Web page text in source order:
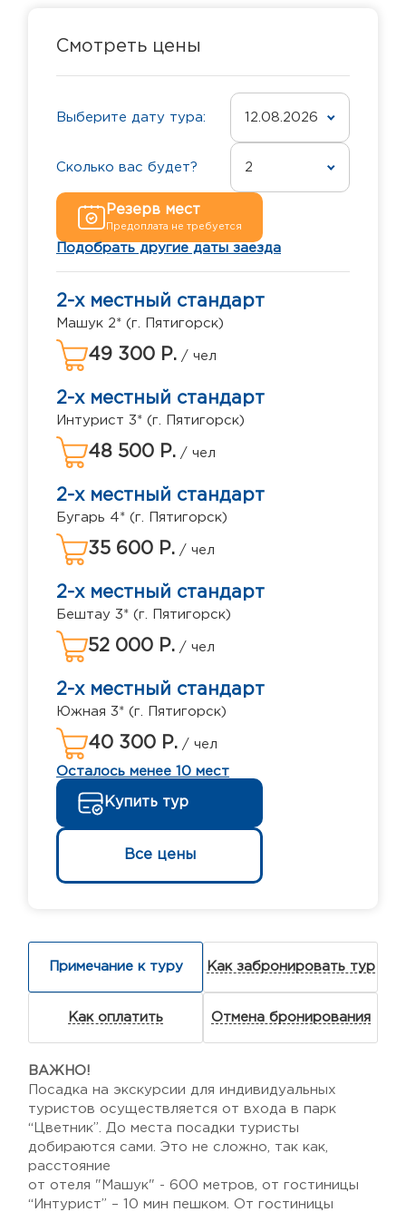
Смотреть цены
Выберите дату тура: 12.08.2026
Сколько вас будет? 2
Резерв мест
Предоплата не требуется
Подобрать другие даты заезда
2-х местный стандарт
Машук 2* (г. Пятигорск)
49 300 Р. / чел
2-х местный стандарт
Интурист 3* (г. Пятигорск)
48 500 Р. / чел
2-х местный стандарт
Бугарь 4* (г. Пятигорск)
35 600 Р. / чел
2-х местный стандарт
Бештау 3* (г. Пятигорск)
52 000 Р. / чел
2-х местный стандарт
Южная 3* (г. Пятигорск)
40 300 Р. / чел
Осталось менее 10 мест
Купить тур
Все цены
Примечание к туру Как забронировать тур
Как оплатить Отмена бронирования
ВАЖНО!
Посадка на экскурсии для индивидуальных
туристов осуществляется от входа в парк
“Цветник”. До места посадки туристы
добираются сами. Это не сложно, так как,
расстояние
от отеля "Машук" - 600 метров, от гостиницы
“Интурист” – 10 мин пешком. От гостиницы